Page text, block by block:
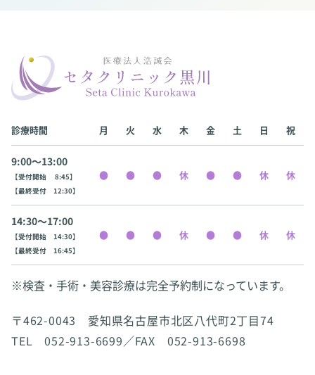
診療時間 月 火 水 木 金 土 日 祝
9:00〜13:00
【受付開始 8:45】
【最終受付 12:30】
14:30〜17:00
【受付開始 14:30】
【最終受付 16:45】
※検査・手術・美容診療は完全予約制になっています。
〒462-0043 愛知県名古屋市北区八代町2丁目74
TEL 052-913-6699／FAX 052-913-6698